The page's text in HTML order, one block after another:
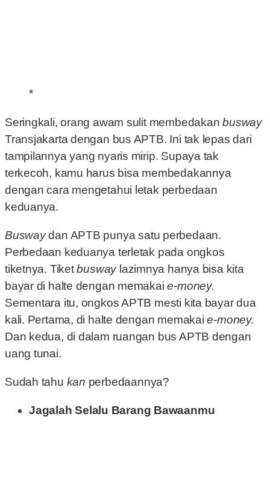
*
Seringkali, orang awam sulit membedakanbusway
Transjakarta dengan bus APTB. Ini tak lepas dari
tampilannya yang nyaris mirip. Supaya tak
terkecoh, kamu harus bisa membedakannya
dengan cara mengetahui letak perbedaan
keduanya.
Buswaydan APTB punya satu perbedaan.
Perbedaan keduanya terletak pada ongkos
tiketnya. Tiketbusway lazimnya hanya bisa kita
bayar di halte dengan memakaie-money.
Sementara itu, ongkos APTB mesti kita bayar dua
kali. Pertama, di halte dengan memakaie-money.
Dan kedua, di dalam ruangan bus APTB dengan
uang tunai.
Sudah tahu kan perbedaannya?
Jagalah Selalu Barang Bawaanmu